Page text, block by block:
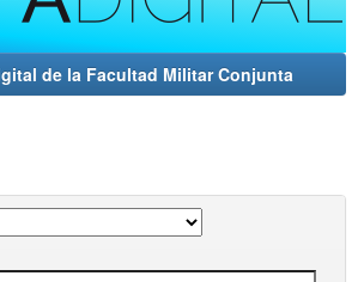
de la Facultad Militar Conjunta